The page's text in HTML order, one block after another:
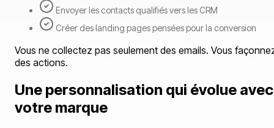
Envoyer les contacts qualifiés vers les CRM
Créer des landing pages pensées pour la conversion
Vous ne collectez pas seulement des emails. Vous
des actions.
Une personnalisation qui évolue avec
votre marque